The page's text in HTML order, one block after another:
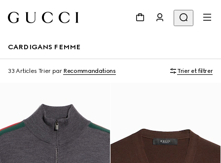
CARDIGANS FEMME
33 Articles Trier par Recommandations Trier et filtrer